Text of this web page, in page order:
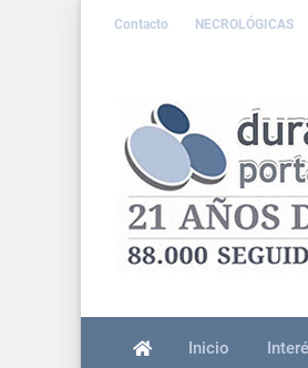
Contacto NECROLÓGICAS
Inicio